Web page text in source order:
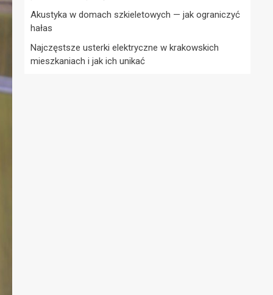
Akustyka w domach szkieletowych — jak ograniczyć
hałas
Najczęstsze usterki elektryczne w krakowskich
mieszkaniach i jak ich unikać